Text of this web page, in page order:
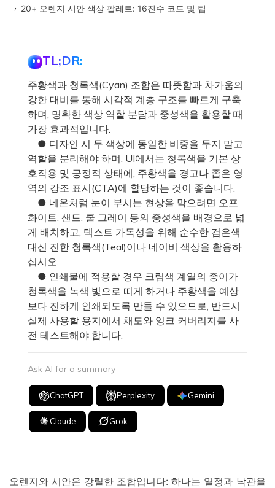
20+ 오렌지 시안 색상 팔레트: 16진수 코드 및 팁
TL;DR:
주황색과 청록색(Cyan) 조합은 따뜻함과 차가움의
강한 대비를 통해 시각적 계층 구조를 빠르게 구축
하며, 명확한 색상 역할 분담과 중성색을 활용할 때
가장 효과적입니다.
● 디자인 시 두 색상에 동일한 비중을 두지 말고
역할을 분리해야 하며, UI에서는 청록색을 기본 상
호작용 및 긍정적 상태에, 주황색을 경고나 좁은 영
역의 강조 표시(CTA)에 할당하는 것이 좋습니다.
● 네온처럼 눈이 부시는 현상을 막으려면 오프
화이트, 샌드, 쿨 그레이 등의 중성색을 배경으로 넓
게 배치하고, 텍스트 가독성을 위해 순수한 검은색
대신 진한 청록색(Teal)이나 네이비 색상을 활용하
십시오.
● 인쇄물에 적용할 경우 크림색 계열의 종이가
청록색을 녹색 빛으로 띠게 하거나 주황색을 예상
보다 진하게 인쇄되도록 만들 수 있으므로, 반드시
실제 사용할 용지에서 채도와 잉크 커버리지를 사
전 테스트해야 합니다.
Ask AI for a summary
ChatGPT Perplexity Gemini
Claude Grok
오렌지와 시안은 강렬한 조합입니다: 하나는 열정과 낙관을